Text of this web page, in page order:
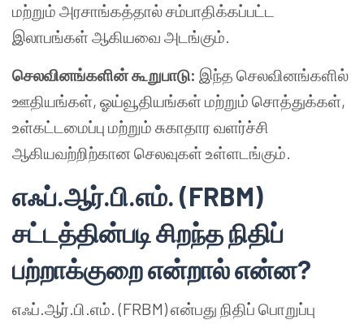
மற்றும் அரசாங்கத்தால் சம்பாதிக்கப்பட்ட
இலாபங்கள் ஆகியவை அடங்கும்.
செலவினங்களின் கூறுபாடு: இந்த செலவினங்களில்
ஊதியங்கள், ஓய்வூதியங்கள் மற்றும் சொத்துக்கள்,
உள்கட்டமைப்பு மற்றும் சுகாதார வளர்ச்சி
ஆகியவற்றிற்கான செலவுகள் உள்ளடங்கும்.
எஃப்.ஆர்.பி.எம். (FRBM)
சட்டத்தின்படி சிறந்த நிதிப்
பற்றாக்குறை என்றால் என்ன?
எஃப்.ஆர்.பி.எம். (FRBM) என்பது நிதிப் பொறுப்பு